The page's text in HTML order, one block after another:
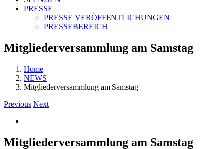
PRESSE
PRESSE VERÖFFENTLICHUNGEN
PRESSEBEREICH
Mitgliederversammlung am Samstag
Home
NEWS
Mitgliederversammlung am Samstag
Previous Next
Image
Mitgliederversammlung am Samstag